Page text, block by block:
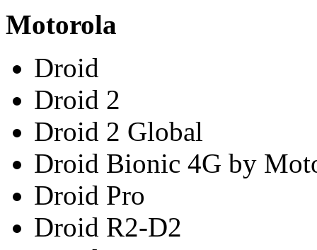
Motorola
Droid
Droid 2
Droid 2 Global
Droid Bionic 4G by
Droid Pro
Droid R2-D2